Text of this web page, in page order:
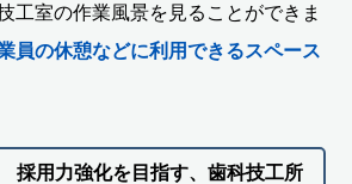
工室の作業風景を見ることができま
員の休憩などに利用できるスペース
採用力強化を目指す、歯科技工所